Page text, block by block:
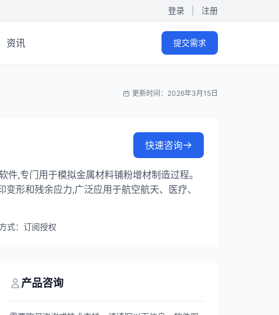
登录 注册
资讯 提交需求
更新时间：2026年3月15日
快速咨询
,专门用于模拟金属材料铺粉增材制造过程。
形和残余应力,广泛应用于航空航天、医疗、
式：订阅授权
产品咨询